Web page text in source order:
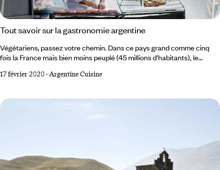
Tout savoir sur la gastronomie argentine
Végétariens, passez votre chemin. Dans ce pays grand comme cinq
fois la France mais bien moins peuplé (45 millions d’habitants), le
de la terre, la fameuse et immense pampa, celui de l’élevage avec ses
classe d’estancias tendues sur des milliers d’hectares sans oublier l’art
des gauchos artistes du galop et du lasso.
17 février 2020-Argentine Cuisine